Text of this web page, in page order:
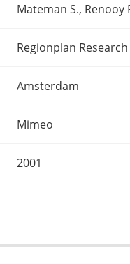
Mateman S., Renooy
Regionplan
Amsterdam
Mimeo
2001